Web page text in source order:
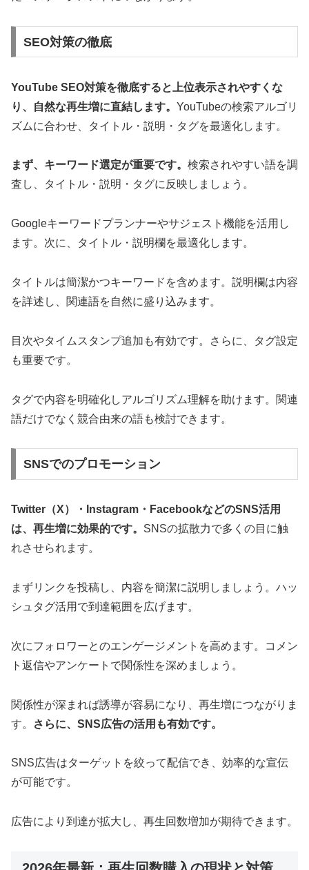
SEO対策の徹底
YouTube SEO対策を徹底すると上位表示されやすくな
り、自然な再生増に直結します。 YouTubeの検索アルゴリ
ズムに合わせ、タイトル・説明・タグを最適化します。
まず、キーワード選定が重要です。 検索されやすい語を調
査し、タイトル・説明・タグに反映しましょう。
Googleキーワードプランナーやサジェスト機能を活用し
ます。次に、タイトル・説明欄を最適化します。
タイトルは簡潔かつキーワードを含めます。説明欄は内容
を詳述し、関連語を自然に盛り込みます。
目次やタイムスタンプ追加も有効です。さらに、タグ設定
も重要です。
タグで内容を明確化しアルゴリズム理解を助けます。関連
語だけでなく競合由来の語も検討できます。
SNSでのプロモーション
Twitter（X）・Instagram・FacebookなどのSNS活用
は、再生増に効果的です。 SNSの拡散力で多くの目に触
れさせられます。
まずリンクを投稿し、内容を簡潔に説明しましょう。ハッ
シュタグ活用で到達範囲を広げます。
次にフォロワーとのエンゲージメントを高めます。コメン
ト返信やアンケートで関係性を深めましょう。
関係性が深まれば誘導が容易になり、再生増につながりま
す。
さらに、SNS広告の活用も有効です。
SNS広告はターゲットを絞って配信でき、効率的な宣伝
が可能です。
広告により到達が拡大し、再生回数増加が期待できます。